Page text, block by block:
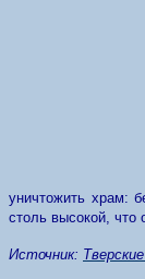
уничтожить храм:
столь высокой, что
Источник: